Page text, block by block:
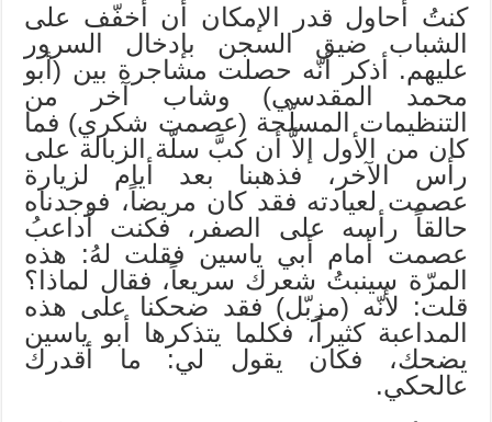
كنتُ أُحاول قدر الإمكان أن أخفّف على
الشباب ضيق السجن بإدخال السرور
عليهم. أذكر أنّه حصلت مشاجرة بين (أبو
محمد المقدسي) وشاب آخر من
التنظيمات المسلّحة (عصمت شكري) فما
كان من الأول إلاَّ أن كبَّ سلّة الزبالة على
رأس الآخر، فذهبنا بعد أيام لزيارة
عصمت لعيادته فقد كان مريضاً، فوجدناه
حالقاً رأسه على الصفر، فكنت أداعبُ
عصمت أمام أبي ياسين فقلت لهُ: هذه
المرّة سينبتُ شعرك سريعاً، فقال لماذا؟
قلت: لأنّه (مزبّل) فقد ضحكنا على هذه
المداعبة كثيراً، فكلما يتذكرها أبو ياسين
يضحك، فكان يقول لي: ما أقدرك
عالحكي.